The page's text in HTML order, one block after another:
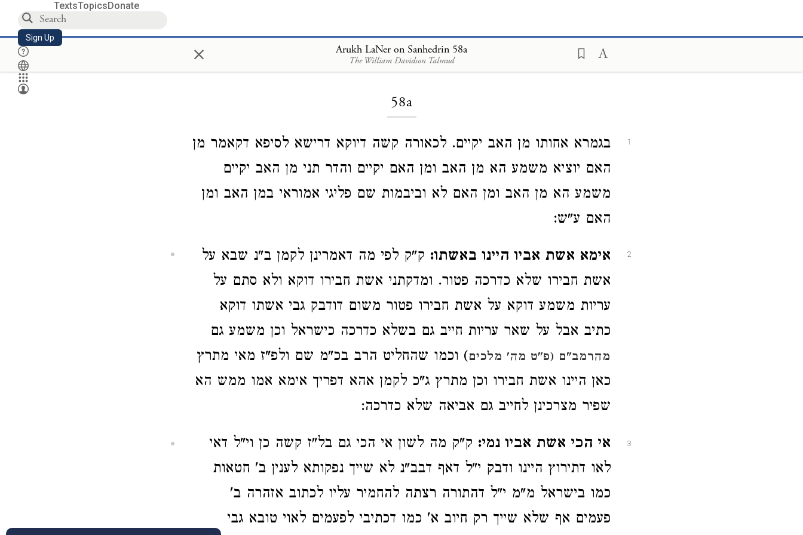
TextsTopicsDonate
Sign Up × Arukh LaNer on Sanhedrin 58a
The William Davidson Talmud
Loading...
58a
1
בגמרא אחותו מן האב יקיים. לכאורה קשה דיוקא דרישא לסיפא דקאמר מן
האם יוציא משמע הא מן האב ומן האם יקיים והדר תני מן האב יקיים
משמע הא מן האב ומן האם לא וביבמות שם פליגי אמוראי במן האב ומן
האם ע"ש:
2 אימא אשת אביו היינו באשתו: ק"ק לפי מה דאמרינן לקמן ב"נ שבא על
אשת חבירו שלא כדרכה פטור. ומדקתני אשת חבירו דוקא ולא סתם על
עריות משמע דוקא על אשת חבירו פטור משום דודבק גבי אשתו דוקא
כתיב אבל על שאר עריות חייב גם בשלא כדרכה כישראל וכן משמע גם
מהרמב"ם (פ"ט מה' מלכים) וכמו שהחליט הרב בכ"מ שם ולפ"ז מאי מתרץ
כאן היינו אשת חבירו וכן מתרץ ג"כ לקמן אהא דפריך אימא אמו ממש הא
שפיר מצרכינן לחייב גם אביאה שלא כדרכה:
3 אי הכי אשת אביו נמי: ק"ק מה לשון אי הכי גם בל"ז קשה כן וי"ל דאי
לאו דתירוץ היינו ודבק י"ל דאף דבב"נ לא שייך נפקותא לענין ב' חטאות
כמו בישראל מ"מ י"ל דהתורה רצתה להחמיר עליו לכתוב אזהרה ב'
פעמים אף שלא שייך רק חיוב א' כמו דכתיבי לפעמים לאוי טובא גבי